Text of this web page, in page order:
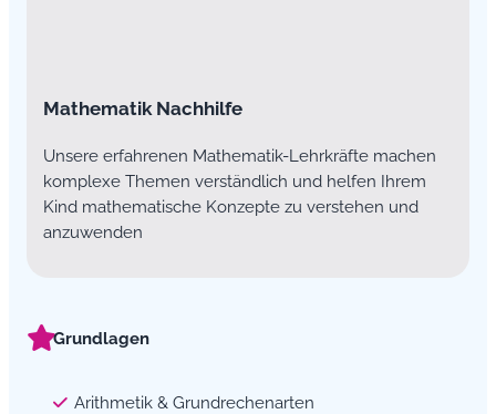
Mathematik Nachhilfe
Unsere erfahrenen Mathematik-Lehrkräfte machen
komplexe Themen verständlich und helfen Ihrem
Kind mathematische Konzepte zu verstehen und
anzuwenden
Grundlagen
Arithmetik & Grundrechenarten